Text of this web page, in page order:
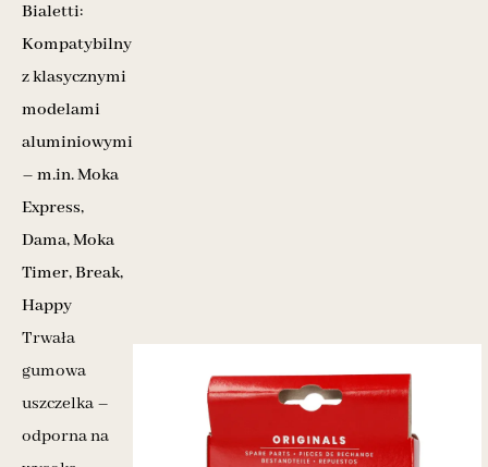
Bialetti:
Kompatybilny
z klasycznymi
modelami
aluminiowymi
– m.in. Moka
Express,
Dama, Moka
Timer, Break,
Happy
Trwała
gumowa
uszczelka –
odporna na